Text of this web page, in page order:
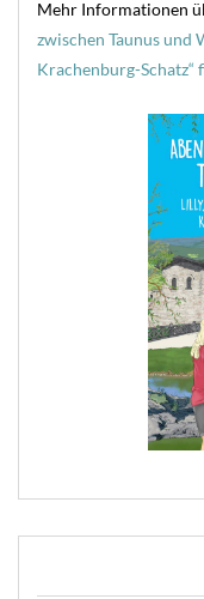
Mehr Informationen
zwischen Taunus und
Krachenburg-